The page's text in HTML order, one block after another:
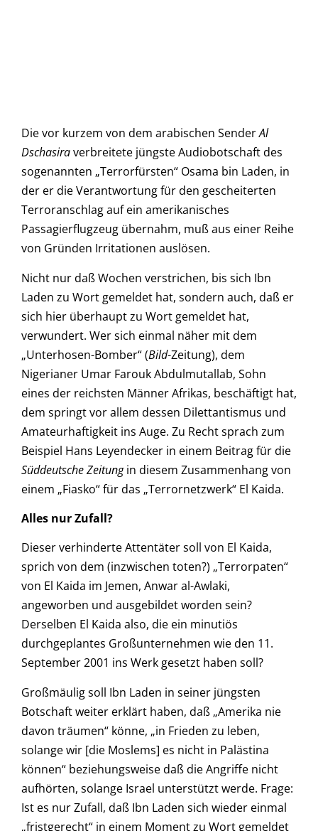
Die vor kurzem von dem arabischen SenderAl
Dschasiraverbreitete jüngste Audiobotschaft des
sogenannten „Terrorfürsten“ Osama bin Laden, in
der er die Verantwortung für den gescheiterten
Terroranschlag auf ein amerikanisches
Passagierflugzeug übernahm, muß aus einer Reihe
von Gründen Irritationen auslösen.
Nicht nur daß Wochen verstrichen, bis sich Ibn
Laden zu Wort gemeldet hat, sondern auch, daß er
sich hier überhaupt zu Wort gemeldet hat,
verwundert. Wer sich einmal näher mit dem
„Unterhosen-Bomber“ (Bild-Zeitung), dem
Nigerianer Umar Farouk Abdulmutallab, Sohn
eines der reichsten Männer Afrikas, beschäftigt hat,
dem springt vor allem dessen Dilettantismus und
Amateurhaftigkeit ins Auge. Zu Recht sprach zum
Beispiel Hans Leyendecker in einem Beitrag für die
Süddeutsche Zeitungin diesem Zusammenhang von
einem „Fiasko“ für das „Terrornetzwerk“ El Kaida.
Alles nur Zufall?
Dieser verhinderte Attentäter soll von El Kaida,
sprich von dem (inzwischen toten?) „Terrorpaten“
von El Kaida im Jemen, Anwar al-Awlaki,
angeworben und ausgebildet worden sein?
Derselben El Kaida also, die ein minutiös
durchgeplantes Großunternehmen wie den 11.
September 2001 ins Werk gesetzt haben soll?
Großmäulig soll Ibn Laden in seiner jüngsten
Botschaft weiter erklärt haben, daß „Amerika nie
davon träumen“ könne, „in Frieden zu leben,
solange wir [die Moslems] es nicht in Palästina
können“ beziehungsweise daß die Angriffe nicht
aufhörten, solange Israel unterstützt werde. Frage:
Ist es nur Zufall, daß Ibn Laden sich wieder einmal
„fristgerecht“ in einem Moment zu Wort gemeldet